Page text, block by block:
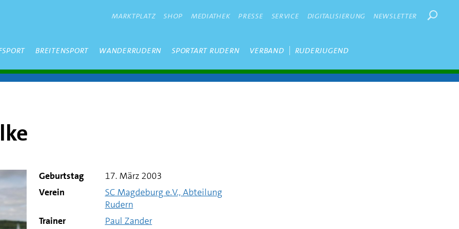
METANAVIGATION
MARKTPLATZ SHOP MEDIATHEK PRESSE SERVICE DIGITALISIERUNG NEWSLETTER
BREITENSPORT WANDERRUDERN SPORTART RUDERN VERBAND RUDERJUGEND
Geburtstag
17. März 2003
Verein
SC Magdeburg e.V., Abteilung
Rudern
Trainer
Paul Zander